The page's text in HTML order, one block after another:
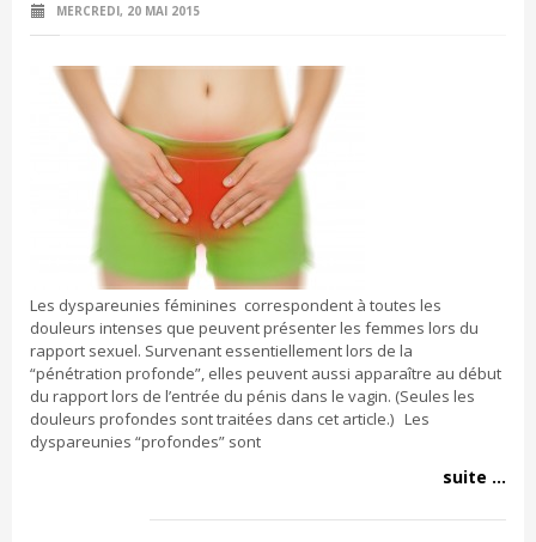
MERCREDI, 20 MAI 2015
Les dyspareunies féminines correspondent à toutes les
douleurs intenses que peuvent présenter les femmes lors du
rapport sexuel. Survenant essentiellement lors de la
“pénétration profonde”, elles peuvent aussi apparaître au début
du rapport lors de l’entrée du pénis dans le vagin. (Seules les
douleurs profondes sont traitées dans cet article.) Les
dyspareunies “profondes” sont
suite ...